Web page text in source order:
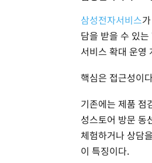
삼성전자서비스
담을 받을 수 있
서비스 확대 운영
핵심은 접근성이
기존에는 제품 점
성스토어 방문 동
체험하거나 상담
이 특징이다.